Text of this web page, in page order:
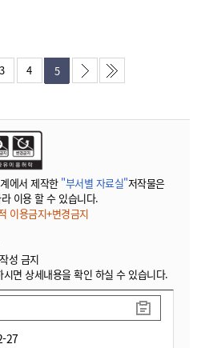
3 4 5
에서 제작한 "부서별 자료실"저작물은
이용 할 수 있습니다.
이용금지+변경금지
성 금지
면 상세내용을 확인 하실 수 있습니다.
27